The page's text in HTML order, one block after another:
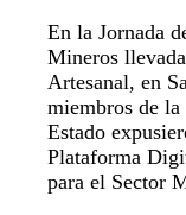
En la Jornada
Mineros
Artesanal, en
miembros de
Estado
Plataforma
para el Sector